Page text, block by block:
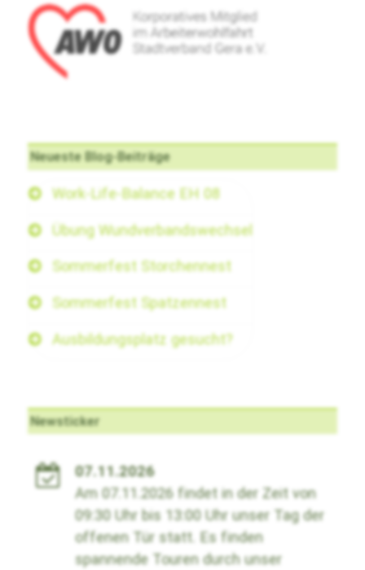
Neueste Blog-Beiträge
Work-Life-Balance EH 08
Übung Wundverbandswechsel
Sommerfest Storchennest
Sommerfest Spatzennest
Ausbildungsplatz gesucht?
Newsticker
07.11.2026
Am 07.11.2026 findet in der Zeit von
09:30 Uhr bis 13:00 Uhr unser Tag der
offenen Tür statt. Es finden
spannende Touren durch unser